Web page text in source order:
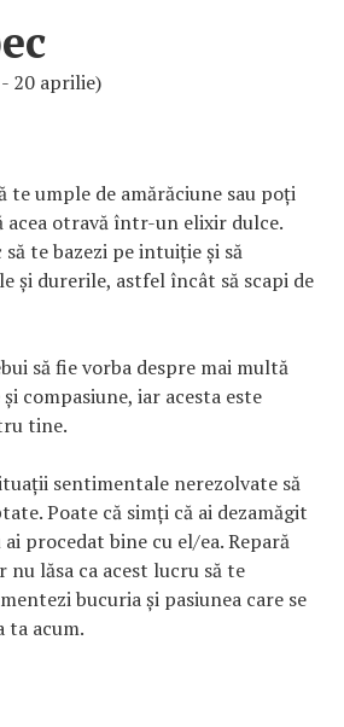
20 aprilie)
te umple de amărăciune sau poți
otravă într-un elixir dulce.
te bazezi pe intuiție și să
și durerile, astfel încât să scapi de
să fie vorba despre mai multă
compasiune, iar acesta este
tine.
sentimentale nerezolvate să
Poate că simți că ai dezamăgit
ai procedat bine cu el/ea. Repară
nu lăsa ca acest lucru să te
bucuria și pasiunea care se
ta acum.